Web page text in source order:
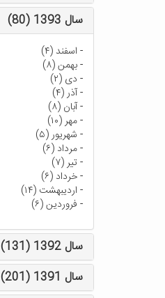
سال 1393 (80)
- اسفند (۴)
-بهمن (۸)
- دی (۲)
-آذر (۴)
-آبان (۸)
-مهر (۱۰)
- شهریور (۵)
-مرداد (۶)
-تیر (۷)
-خرداد (۶)
- اردیبهشت (۱۴)
- فروردین (۶)
سال 1392 (131)
سال 1391 (201)